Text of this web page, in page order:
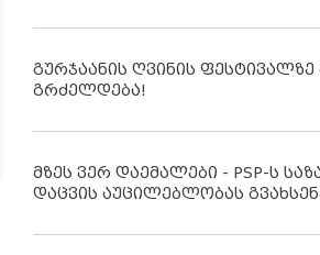
გურჯაანის ღვინის
გრძელდება!
მზეს ვერ დაემალები - PSP-ს
დაცვის აუცილებლობას